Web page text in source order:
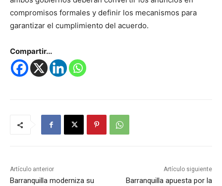
compromisos formales y definir los mecanismos para
garantizar el cumplimiento del acuerdo.
Compartir...
Artículo anterior
Barranquilla moderniza su
Artículo siguiente
Barranquilla apuesta por la